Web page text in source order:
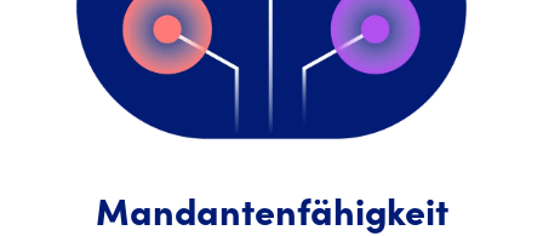
Mandantenfähigkeit